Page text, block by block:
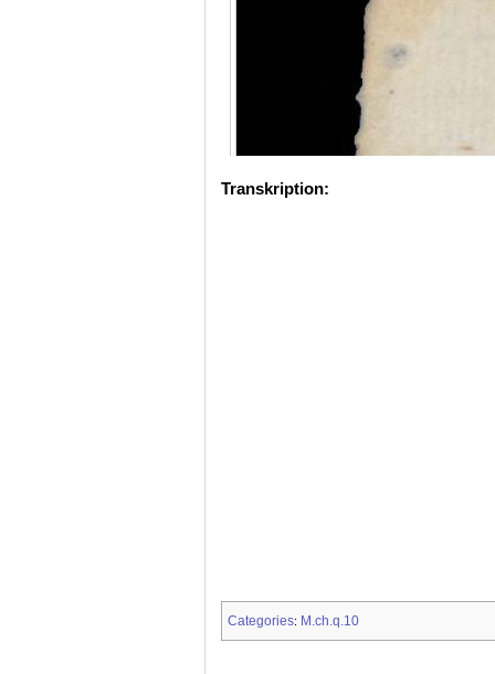
Transkription:
Categories: M.ch.q.10